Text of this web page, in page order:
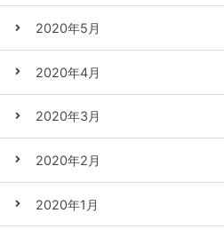
2020年5月
2020年4月
2020年3月
2020年2月
2020年1月